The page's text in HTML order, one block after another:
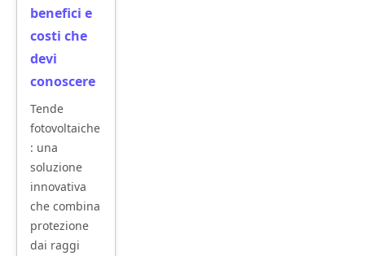
benefici e
costi che
devi
conoscere
Tende
fotovoltaiche
: una
soluzione
innovativa
che combina
protezione
dai raggi